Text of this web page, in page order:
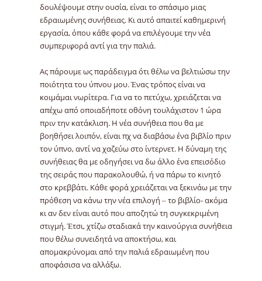
δουλέψουμε στην ουσία, είναι το σπάσιμο μιας
εδραιωμένης συνήθειας. Κι αυτό απαιτεί καθημερινή
εργασία, όπου κάθε φορά να επιλέγουμε την νέα
συμπεριφορά αντί για την παλιά.
Ας πάρουμε ως παράδειγμα ότι θέλω να βελτιώσω την
ποιότητα του ύπνου μου. Ένας τρόπος είναι να
κοιμάμαι νωρίτερα. Για να το πετύχω, χρειάζεται να
απέχω από οποιαδήποτε οθόνη τουλάχιστον 1 ώρα
πριν την κατάκλιση. Η νέα συνήθεια που θα με
βοηθήσει λοιπόν, είναι πχ να διαβάσω ένα βιβλίο πριν
τον ύπνο, αντί να χαζεύω στο ίντερνετ. Η δύναμη της
συνήθειας θα με οδηγήσει να δω άλλο ένα επεισόδιο
της σειράς που παρακολουθώ, ή να πάρω το κινητό
στο κρεββάτι. Κάθε φορά χρειάζεται να ξεκινάω με την
πρόθεση να κάνω την νέα επιλογή – το βιβλίο- ακόμα
κι αν δεν είναι αυτό που αποζητώ τη συγκεκριμένη
στιγμή. Έτσι, χτίζω σταδιακά την καινούργια συνήθεια
που θέλω συνειδητά να αποκτήσω, και
απομακρύνομαι από την παλιά εδραιωμένη που
αποφάσισα να αλλάξω.